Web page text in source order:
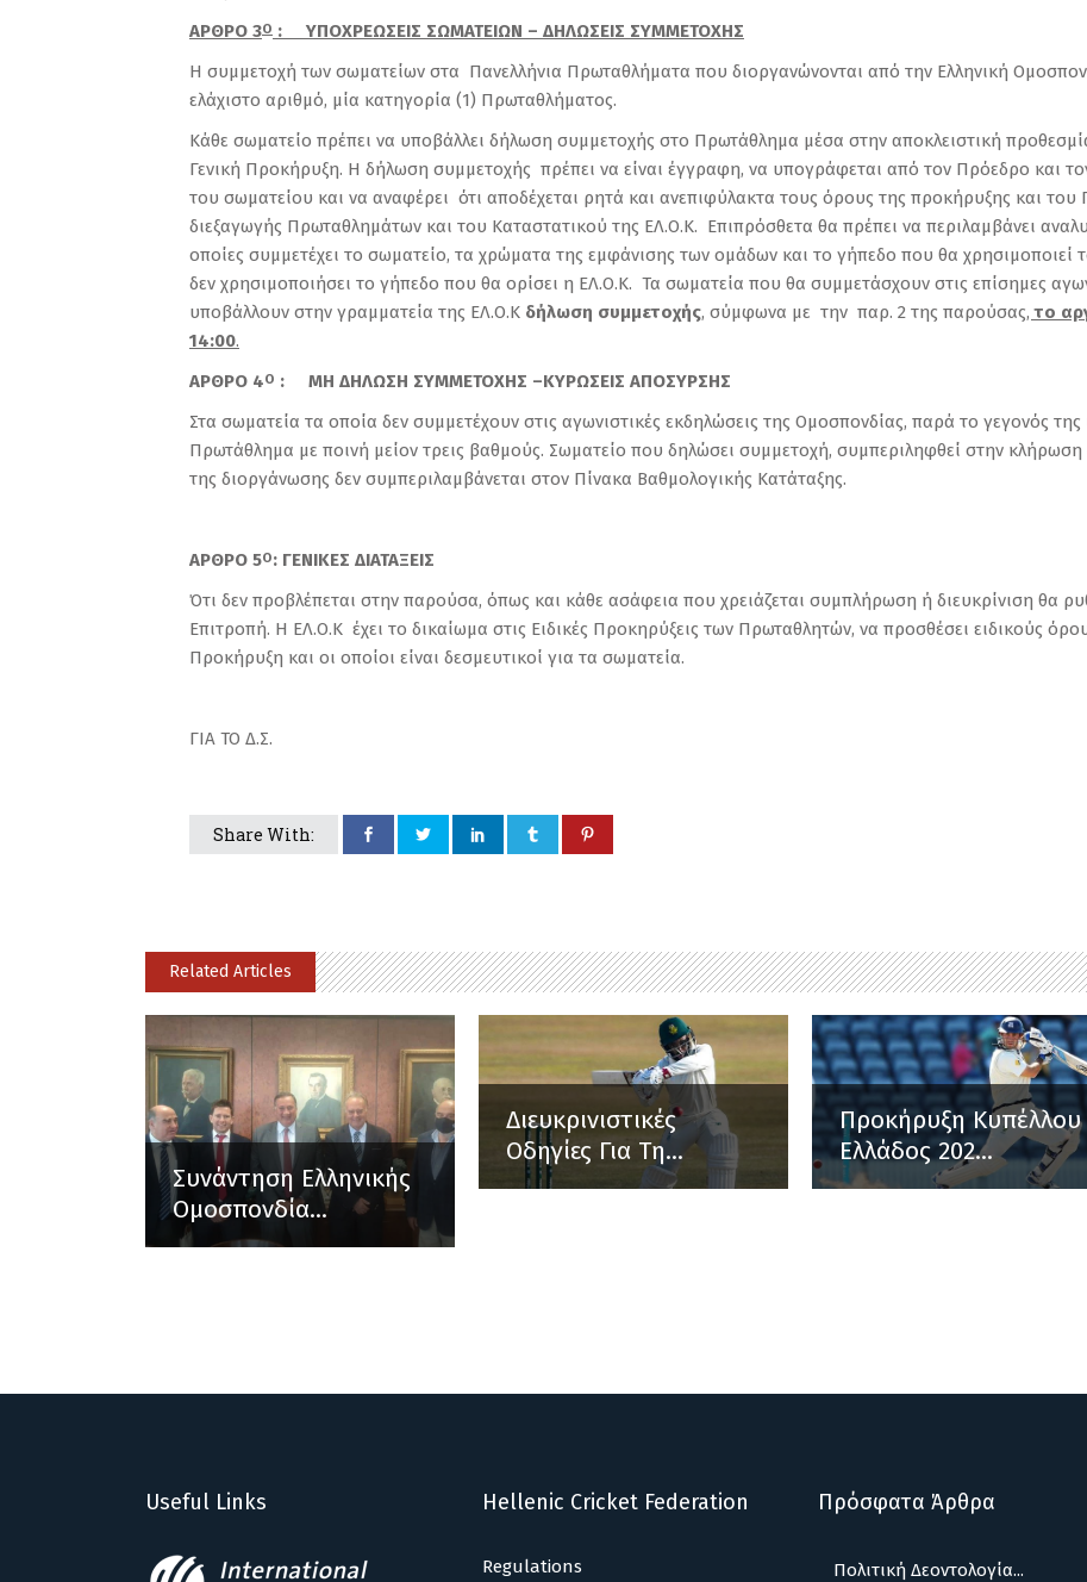
ΑΡΘΡΟ 3Ο : ΥΠΟΧΡΕΩΣΕΙΣ ΣΩΜΑΤΕΙΩΝ – ΔΗΛΩΣΕΙΣ ΣΥΜΜΕΤΟΧΗΣ
Η συμμετοχή των σωματείων στα Πανελλήνια Πρωταθλήματα που διοργανώνονται από την Ελληνική
ελάχιστο αριθμό, μία κατηγορία (1) Πρωταθλήματος.
Κάθε σωματείο πρέπει να υποβάλλει δήλωση συμμετοχής στο Πρωτάθλημα μέσα στην αποκλειστική
Γενική Προκήρυξη. Η δήλωση συμμετοχής πρέπει να είναι έγγραφη, να υπογράφεται από τον Πρόεδρο και
του σωματείου και να αναφέρει ότι αποδέχεται ρητά και ανεπιφύλακτα τους όρους της προκήρυξης και
διεξαγωγής Πρωταθλημάτων και του Καταστατικού της ΕΛ.Ο.Κ. Επιπρόσθετα θα πρέπει να περιλαμβάνει
οποίες συμμετέχει το σωματείο, τα χρώματα της εμφάνισης των ομάδων και το γήπεδο που θα
δεν χρησιμοποιήσει το γήπεδο που θα ορίσει η ΕΛ.Ο.Κ. Τα σωματεία που θα συμμετάσχουν στις επίσημες
υποβάλλουν στην γραμματεία της ΕΛ.Ο.Κ δήλωση συμμετοχής, σύμφωνα με την παρ. 2 της παρούσας,το
14:00.
ΑΡΘΡΟ 4Ο : ΜΗ ΔΗΛΩΣΗ ΣΥΜΜΕΤΟΧΗΣ –ΚΥΡΩΣΕΙΣ ΑΠΟΣΥΡΣΗΣ
Στα σωματεία τα οποία δεν συμμετέχουν στις αγωνιστικές εκδηλώσεις της Ομοσπονδίας, παρά το γεγονός
Πρωτάθλημα με ποινή μείον τρεις βαθμούς. Σωματείο που δηλώσει συμμετοχή, συμπεριληφθεί στην
της διοργάνωσης δεν συμπεριλαμβάνεται στον Πίνακα Βαθμολογικής Κατάταξης.
ΑΡΘΡΟ 5Ο: ΓΕΝΙΚΕΣ ΔΙΑΤΑΞΕΙΣ
Ότι δεν προβλέπεται στην παρούσα, όπως και κάθε ασάφεια που χρειάζεται συμπλήρωση ή διευκρίνιση θα
Επιτροπή. Η ΕΛ.Ο.Κ έχει το δικαίωµα στις Ειδικές Προκηρύξεις των Πρωταθλητών, να προσθέσει ειδικούς
Προκήρυξη και οι οποίοι είναι δεσμευτικοί για τα σωματεία.
ΓΙΑ ΤΟ Δ.Σ.
Share With:
Related Articles
Συνάντηση Ελληνικής
Ομοσπονδία...
Διευκρινιστικές
Οδηγίες Για Τη...
Προκήρυξη Κυπέλλου
Ελλάδος 202...
Useful Links Hellenic Cricket Federation
Regulations
Πρόσφατα Άρθρα
Πολιτική Δεοντολογία...